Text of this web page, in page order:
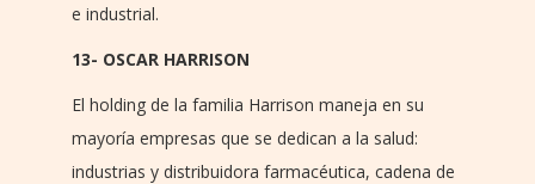
e industrial.
13- OSCAR HARRISON
El holding de la familia Harrison maneja en su
mayoría empresas que se dedican a la salud:
industrias y distribuidora farmacéutica, cadena de